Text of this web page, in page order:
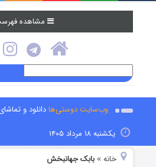
مشاهده
وب‌سایت دوستی‌هادانلود و
یکشنبه ۱۸ مرداد ۱۴۰۵
خانه »بابک جهانبخش